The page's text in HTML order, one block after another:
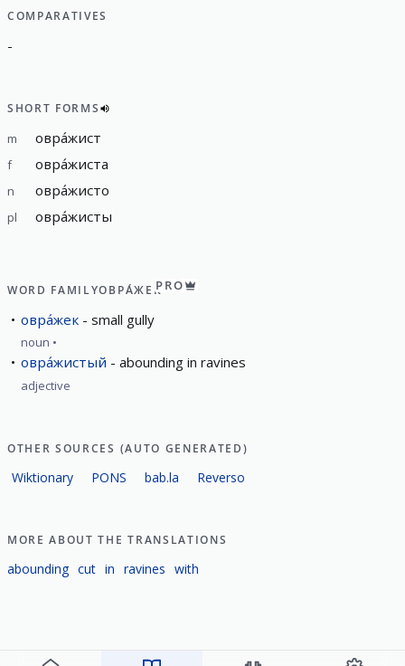
COMPARATIVES
-
SHORT FORMS
m овра́жист
f овра́жиста
n овра́жисто
pl овра́жисты
WORD FAMILYОВРА́ЖЕКPRO
овра́жек small gully
noun
овра́жистый abounding in ravines
adjective
OTHER SOURCES (AUTO GENERATED)
Wiktionary PONS bab.la Reverso
MORE ABOUT THE TRANSLATIONS
abounding cut in ravines with